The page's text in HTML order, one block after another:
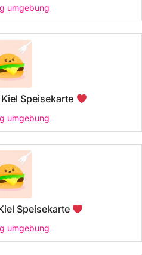
umgebung
Speisekarte
umgebung
Speisekarte
umgebung